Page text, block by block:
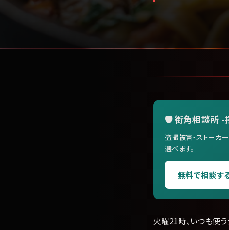
🛡️ 街角相談所 -
盗撮被害・ストーカ
選べます。
無料で相談す
火曜21時、いつも使